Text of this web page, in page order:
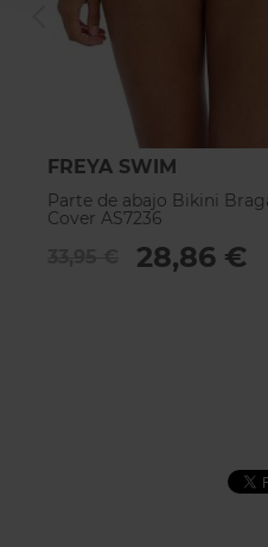
FREYA SWIM
Parte de abajo Bikini
Cover AS7236
28,86 €